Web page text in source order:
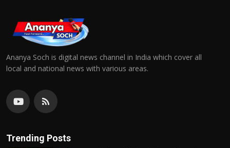
Ananya Soch is digital news channel in India which cover all
local and national news with various areas.
Trending Posts